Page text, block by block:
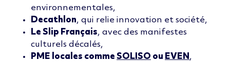
environnementales,
Decathlon, qui relie innovation et société,
Le Slip Français, avec des manifestes
culturels décalés,
PME locales comme SOLISO ou EVEN ,